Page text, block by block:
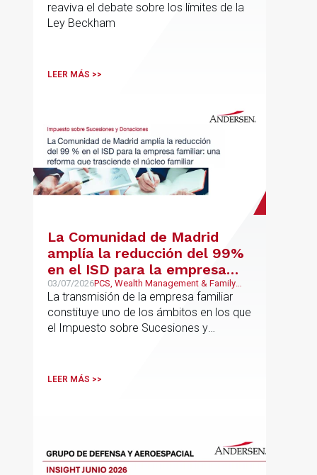
reaviva el debate sobre los límites de la
Ley Beckham
LEER MÁS >>
La Comunidad de Madrid
amplía la reducción del 99%
en el ISD para la empresa
familiar: una reforma que
trasciende el núcleo familiar
03/07/2026PCS, Wealth Management & Family
Business, Fiscal
La transmisión de la empresa familiar
constituye uno de los ámbitos en los que
el Impuesto sobre Sucesiones y
LEER MÁS >>